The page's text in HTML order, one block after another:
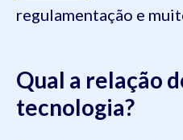
regulamentação e
Qual a relação
tecnologia?